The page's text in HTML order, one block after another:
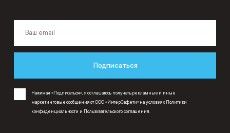
Подписаться
Нажимая «Подписаться», я соглашаюсь получать рекламные и иные
маркетинговые сообщения от ООО «ИнтерСафети» на условиях Политики
конфиденциальности и Пользовательского соглашения.